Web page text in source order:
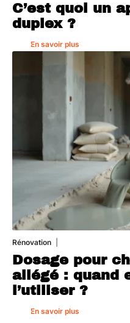
C’est quoi un
duplex ?
En savoir plus
Rénovation
Dosage pour
allégé : quand
l’utiliser ?
En savoir plus